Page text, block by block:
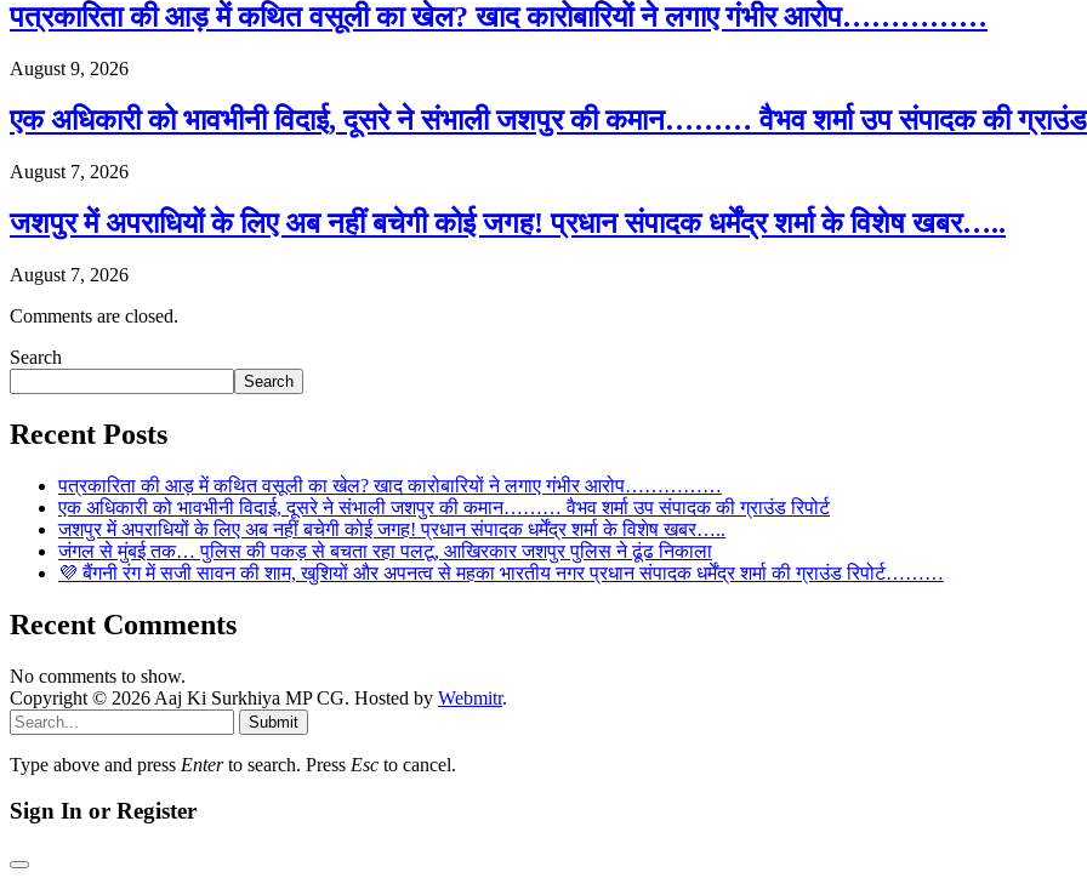
पत्रकारिता की आड़ में कथित वसूली का खेल? खाद कारोबारियों ने लगाए गंभीर आरोप……………
August 9, 2026
एक अधिकारी को भावभीनी विदाई, दूसरे ने संभाली जशपुर की कमान……… वैभव शर्मा उप संपादक की ग्राउंड
August 7, 2026
जशपुर में अपराधियों के लिए अब नहीं बचेगी कोई जगह! प्रधान संपादक धर्मेंद्र शर्मा के विशेष खबर…..
August 7, 2026
Comments are closed.
Search
Search
Recent Posts
पत्रकारिता की आड़ में कथित वसूली का खेल? खाद कारोबारियों ने लगाए गंभीर आरोप……………
एक अधिकारी को भावभीनी विदाई, दूसरे ने संभाली जशपुर की कमान……… वैभव शर्मा उप संपादक की ग्राउंड रिपोर्ट
जशपुर में अपराधियों के लिए अब नहीं बचेगी कोई जगह! प्रधान संपादक धर्मेंद्र शर्मा के विशेष खबर…..
जंगल से मुंबई तक… पुलिस की पकड़ से बचता रहा पलटू, आखिरकार जशपुर पुलिस ने ढूंढ निकाला
💜 बैंगनी रंग में सजी सावन की शाम, खुशियों और अपनत्व से महका भारतीय नगर प्रधान संपादक धर्मेंद्र शर्मा की ग्राउंड रिपोर्ट………
Recent Comments
No comments to show.
Copyright © 2026 Aaj Ki Surkhiya MP CG. Hosted by Webmitr.
Submit
Type above and press Enterto search. Press Esc to cancel.
Sign In or Register